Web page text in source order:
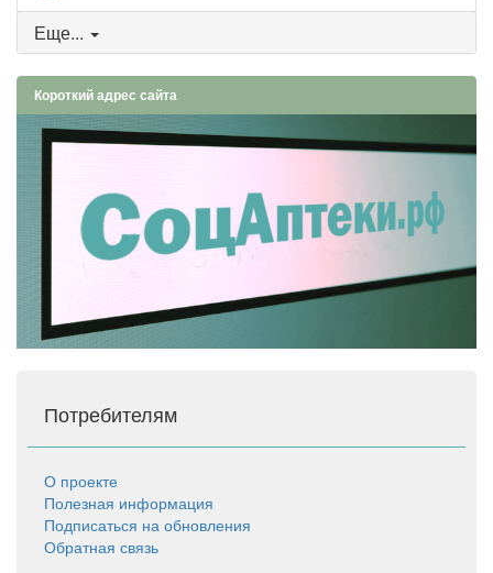
Еще...
Короткий адрес сайта
Потребителям
О проекте
Полезная информация
Подписаться на обновления
Обратная связь